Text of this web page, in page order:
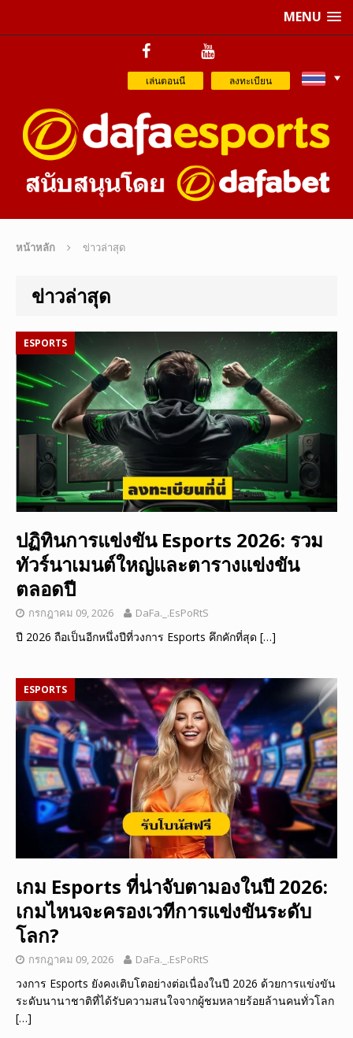
MENU
เล่นตอนนี ลงทะเบียน
หน้าหลัก ข่าวล่าสุด
ข่าวล่าสุด
ESPORTS
ปฏิทินการแข่งขัน Esports 2026: รวม
ทัวร์นาเมนต์ใหญ่และตารางแข่งขัน
ตลอดปี
กรกฎาคม 09, 2026 DaFa._.EsPoRtS
ปี 2026 ถือเป็นอีกหนึ่งปีที่วงการ Esports คึกคักที่สุด […]
ESPORTS
เกม Esports ที่น่าจับตามองในปี 2026:
เกมไหนจะครองเวทีการแข่งขันระดับ
โลก?
กรกฎาคม 09, 2026 DaFa._.EsPoRtS
วงการ Esports ยังคงเติบโตอย่างต่อเนื่องในปี 2026 ด้วยการแข่งขัน
ระดับนานาชาติที่ได้รับความสนใจจากผู้ชมหลายร้อยล้านคนทั่วโลก
[…]